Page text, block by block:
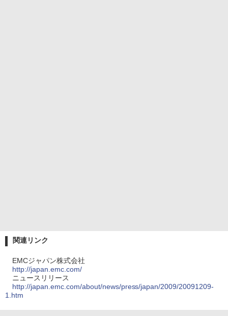
関連リンク
EMCジャパン株式会社
http://japan.emc.com/
ニュースリリース
http://japan.emc.com/about/news/press/japan/2009/20091209-
1.htm